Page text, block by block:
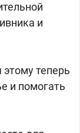
и
теперь
и помогать